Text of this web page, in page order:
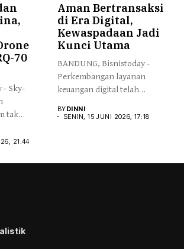
70
- Sky-
tak
21:44
Aman Bertransaksi
di Era Digital,
Kewaspadaan Jadi
Kunci Utama
BANDUNG, Bisnistoday -
Perkembangan layanan
keuangan digital telah
bagi...
BYDINNI
SENIN, 15 JUNI 2026, 17:18